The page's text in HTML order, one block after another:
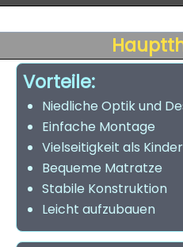
Vorteile:
Niedliche Optik und
Einfache Montage
Vielseitigkeit als
Bequeme Matratze
Stabile Konstruktion
Leicht aufzubauen